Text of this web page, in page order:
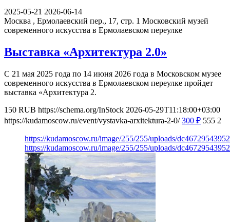
2025-05-21 2026-06-14
Москва , Ермолаевский пер., 17, стр. 1 Московский музей
современного искусства в Ермолаевском переулке
Выставка «Архитектура 2.0»
С 21 мая 2025 года по 14 июня 2026 года в Московском музее
современного искусства в Ермолаевском переулке пройдет
выставка «Архитектура 2.
150 RUB https://schema.org/InStock 2026-05-29T11:18:00+03:00
https://kudamoscow.ru/event/vystavka-arxitektura-2-0/ 300 ₽ 555 2
https://kudamoscow.ru/image/255/255/uploads/
https://kudamoscow.ru/image/255/255/uploads/